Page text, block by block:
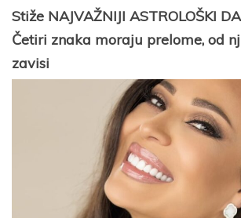
Stiže NAJVAŽNIJI ASTROLOŠKI
Četiri znaka moraju prelome, od
zavisi